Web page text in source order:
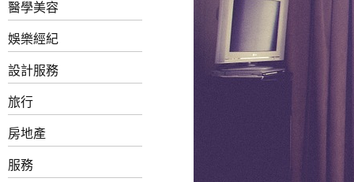
醫學美容
娛樂經紀
設計服務
旅行
房地產
服務